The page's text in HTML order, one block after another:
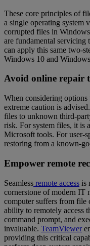
These core principles of
a single operating system
corrupted files in
are fundamental servicing
can apply this same two-
Windows 10 and
Avoid online repair
When considering
extreme caution is
files to unknown third-
risk. For system files, it is
Microsoft tools. For user-
restoring from a known-
Empower remote
Seamless remote access is
cornerstone of modern IT
computer suffers from
ability to remotely access
command prompt, and
invaluable. TeamViewer
providing this critical